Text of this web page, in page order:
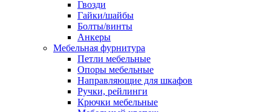
Гвозди
Гайки/шайбы
Болты/винты
Анкеры
Мебельная фурнитура
Петли мебельные
Опоры мебельные
Направляющие для шкафов
Ручки, рейлинги
Крючки мебельные